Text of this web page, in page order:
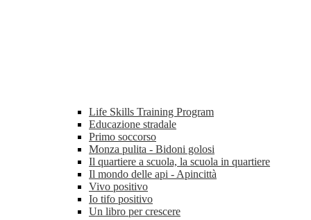
Life Skills Training Program
Educazione stradale
Primo soccorso
Monza pulita - Bidoni golosi
Il quartiere a scuola, la scuola in quartiere
Il mondo delle api - Apincittà
Vivo positivo
Io tifo positivo
Un libro per crescere